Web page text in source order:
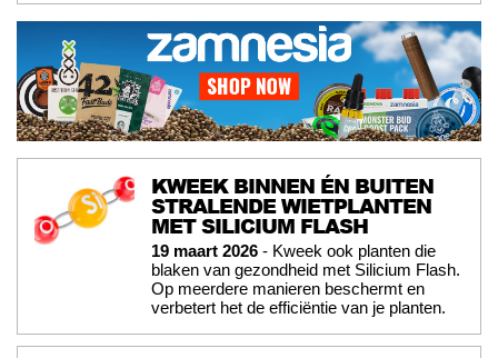
KWEEK BINNEN ÉN BUITEN
STRALENDE WIETPLANTEN
MET SILICIUM FLASH
19 maart 2026 - Kweek ook planten die
blaken van gezondheid met Silicium Flash.
Op meerdere manieren beschermt en
verbetert het de efficiëntie van je planten.